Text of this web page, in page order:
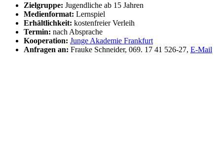
Zielgruppe: Jugendliche ab 15 Jahren
Medienformat: Lernspiel
Erhältlichkeit: kostenfreier Verleih
Termin: nach Absprache
Kooperation: Junge Akademie Frankfurt
Anfragen an: Frauke Schneider, 069. 17 41 526-27, E-Mail